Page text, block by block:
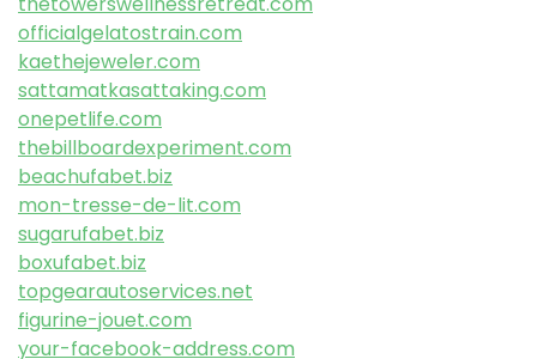
officialgelatostrain.com
kaethejeweler.com
sattamatkasattaking.com
onepetlife.com
thebillboardexperiment.com
beachufabet.biz
mon-tresse-de-lit.com
sugarufabet.biz
boxufabet.biz
topgearautoservices.net
figurine-jouet.com
your-facebook-address.com